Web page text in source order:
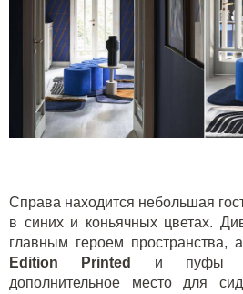
Справа находится небольшая
в синих и коньячных цветах.
главным героем пространства,
Edition Printed
и пуфы
дополнительное место для